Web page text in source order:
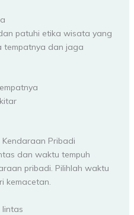
patuhi etika wisata yang
tempatnya dan jaga
Pribadi
dan waktu tempuh
pribadi. Pilihlah waktu
kemacetan.
lintas